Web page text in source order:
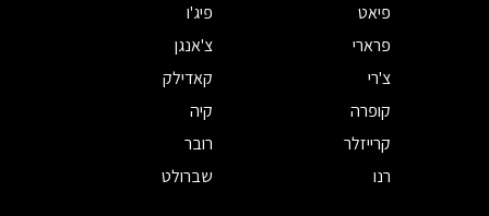
פיאט
פיג'ו
פרארי
צ'אנגן
צ'רי
קאדילק
קופרה
קיה
קרייזלר
רובר
רנו
שברולט